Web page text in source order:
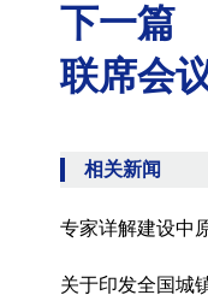
下一篇
联席会
相关新闻
专家详解建设中
关于印发全国城